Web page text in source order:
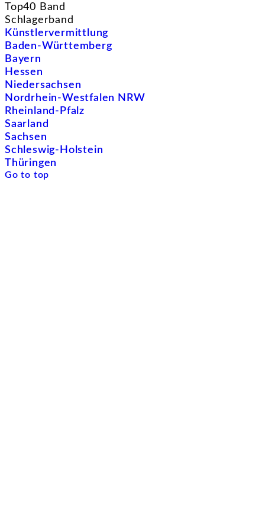
Top40 Band
Schlagerband
Künstlervermittlung
Baden-Württemberg
Bayern
Hessen
Niedersachsen
Nordrhein-Westfalen NRW
Rheinland-Pfalz
Saarland
Sachsen
Schleswig-Holstein
Thüringen
Go to top